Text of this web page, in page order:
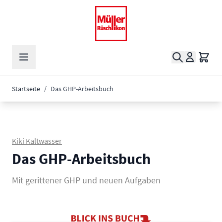
Suche
Startseite / Das GHP-Arbeitsbuch
Kiki Kaltwasser
Das GHP-Arbeitsbuch
Mit gerittener GHP und neuen Aufgaben